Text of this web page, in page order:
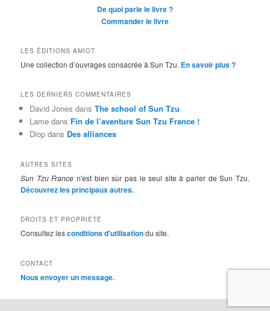
De quoi parle le livre ?
Commander le livre
LES ÉDITIONS AMIOT
Une collection d’ouvrages consacrée à Sun Tzu. En savoir plus ?
LES DERNIERS COMMENTAIRES
David Jones dansThe school of Sun Tzu
Lame dans Fin de l’aventure Sun Tzu France !
Diop dans Des alliances
AUTRES SITES
Sun Tzu France n'est bien sûr pas le seul site à parler de Sun Tzu.
Découvrez les principaux autres.
DROITS ET PROPRIÉTÉ
Consultez lesconditions d'utilisationdu site.
CONTACT
Nous envoyer un message.